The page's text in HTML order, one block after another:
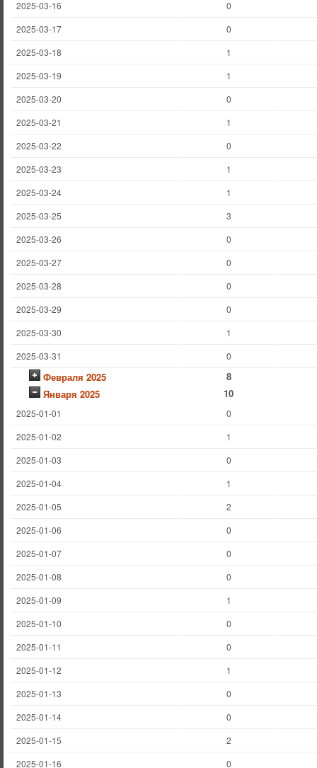
2025-03-16
0
2025-03-17
0
2025-03-18
1
2025-03-19
1
2025-03-20
0
2025-03-21
1
2025-03-22
0
2025-03-23
1
2025-03-24
1
2025-03-25
3
2025-03-26
0
2025-03-27
0
2025-03-28
0
2025-03-29
0
2025-03-30
1
2025-03-31
0
Февраля 2025
8
Января 2025
10
2025-01-01
0
2025-01-02
1
2025-01-03
0
2025-01-04
1
2025-01-05
2
2025-01-06
0
2025-01-07
0
2025-01-08
0
2025-01-09
1
2025-01-10
0
2025-01-11
0
2025-01-12
1
2025-01-13
0
2025-01-14
0
2025-01-15
2
2025-01-16
0